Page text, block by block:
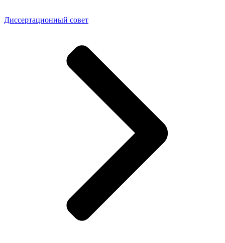
Диссертационный совет